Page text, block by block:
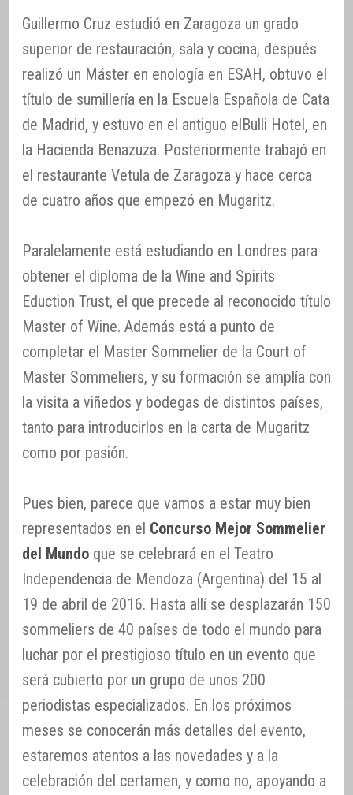
Guillermo Cruz estudió en Zaragoza un grado
superior de restauración, sala y cocina, después
realizó un Máster en enología en ESAH, obtuvo el
título de sumillería en la Escuela Española de Cata
de Madrid, y estuvo en el antiguo elBulli Hotel, en
la Hacienda Benazuza. Posteriormente trabajó en
el restaurante Vetula de Zaragoza y hace cerca
de cuatro años que empezó en Mugaritz.
Paralelamente está estudiando en Londres para
obtener el diploma de la Wine and Spirits
Eduction Trust, el que precede al reconocido título
Master of Wine. Además está a punto de
completar el Master Sommelier de la Court of
Master Sommeliers, y su formación se amplía con
la visita a viñedos y bodegas de distintos países,
tanto para introducirlos en la carta de Mugaritz
como por pasión.
Pues bien, parece que vamos a estar muy bien
representados en el Concurso Mejor Sommelier
del Mundo que se celebrará en el Teatro
Independencia de Mendoza (Argentina) del 15 al
19 de abril de 2016. Hasta allí se desplazarán 150
sommeliers de 40 países de todo el mundo para
luchar por el prestigioso título en un evento que
será cubierto por un grupo de unos 200
periodistas especializados. En los próximos
meses se conocerán más detalles del evento,
estaremos atentos a las novedades y a la
celebración del certamen, y como no, apoyando a